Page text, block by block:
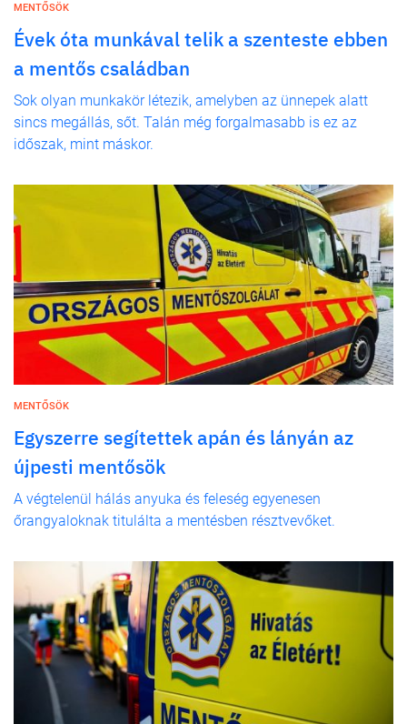
MENTŐSÖK
Évek óta munkával telik a szenteste ebben
a mentős családban
Sok olyan munkakör létezik, amelyben az ünnepek alatt
sincs megállás, sőt. Talán még forgalmasabb is ez az
időszak, mint máskor.
MENTŐSÖK
Egyszerre segítettek apán és lányán az
újpesti mentősök
A végtelenül hálás anyuka és feleség egyenesen
őrangyaloknak titulálta a mentésben résztvevőket.